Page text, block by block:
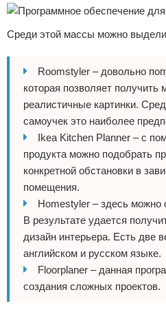
Среди этой массы можно
Roomstyler – довольно
которая позволяет получить
реалистичные картинки.
самоучек это наиболее
Ikea Kitchen Planner – с
продукта можно подобрать
конкретной обстановки в
помещения.
Homestyler – здесь можно
В результате удается
дизайн интерьера. Есть две
английском и русском языке.
Floorplaner – данная
создания сложных проектов.